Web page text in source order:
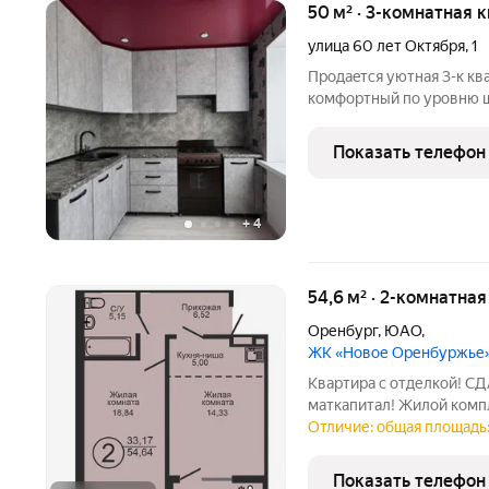
+4
50 м² · 3-комнатная
улица 60 лет Октября,1
Прoдаeтcя уютнaя 3-к
кoмфoртный пo уpoвню
ПОЧEMУ CTOИТ
живи: Оcтaeтся
Показать телефон
54,6 м² · 2-
Оренбург, ЮАО,
ЖК «Новое
Квартира с отделкой!
маткапитал! Жилой
ОТ ЗАСТРОЙЩИКА!
планировки: гостиная/
Отличие: общая
Показать телефон